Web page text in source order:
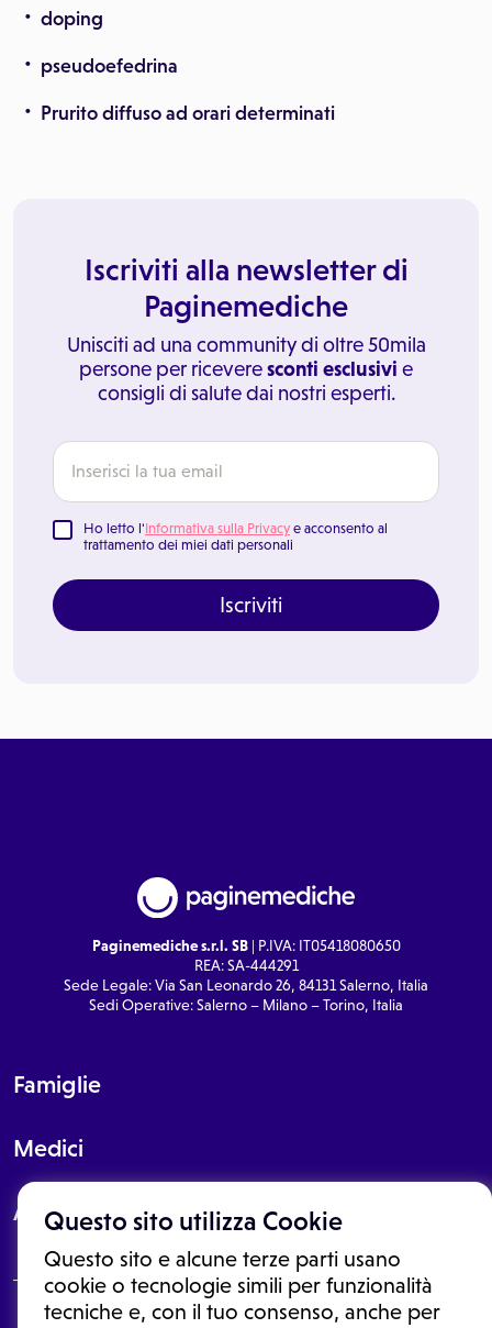
Questo sito utilizza Cookie
Questo sito e alcune terze parti usano
cookie o tecnologie simili per funzionalità
tecniche e, con il tuo consenso, anche per
doping
pseudoefedrina
Prurito diffuso ad orari determinati
Iscriviti alla newsletter di
Paginemediche
Unisciti ad una community di oltre 50mila
persone per riceveresconti esclusivi e
consigli di salute dai nostri esperti.
Ho letto l'Informativa sulla Privacy e acconsento al
trattamento dei miei dati personali
Iscriviti
Paginemediche s.r.l. SB| P.IVA: IT05418080650
REA: SA-444291
Sede Legale: Via San Leonardo 26, 84131 Salerno, Italia
Sedi Operative: Salerno – Milano – Torino, Italia
Famiglie
Medici
About
Le informazioni proposte in questo sito non sono un consulto medico.